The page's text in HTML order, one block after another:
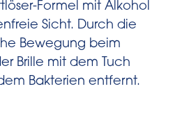
Formel mit Alkohol
Sicht. Durch die
Bewegung beim
Brille mit dem Tuch
Bakterien entfernt.